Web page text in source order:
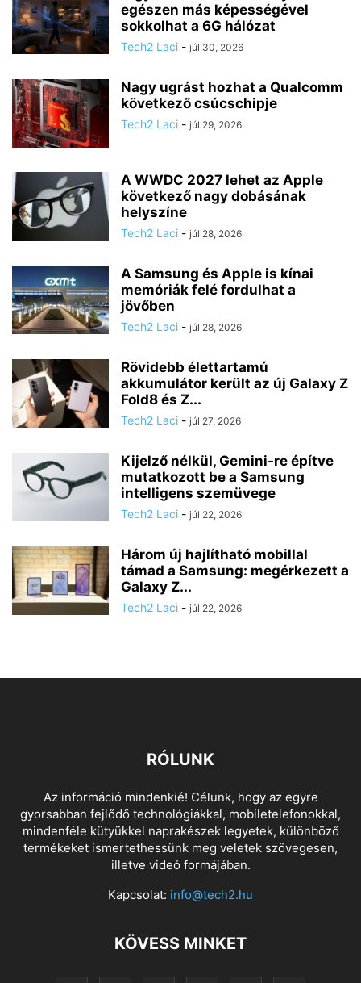
egészen más képességével
sokkolhat a 6G hálózat
Tech2 Laci - júl 30, 2026
Nagy ugrást hozhat a Qualcomm
következő csúcschipje
Tech2 Laci - júl 29, 2026
A WWDC 2027 lehet az Apple
következő nagy dobásának
helyszíne
Tech2 Laci - júl 28, 2026
A Samsung és Apple is kínai
memóriák felé fordulhat a
jövőben
Tech2 Laci - júl 28, 2026
Rövidebb élettartamú
akkumulátor került az új Galaxy Z
Fold8 és Z...
Tech2 Laci - júl 27, 2026
Kijelző nélkül, Gemini-re építve
mutatkozott be a Samsung
intelligens szemüvege
Tech2 Laci - júl 22, 2026
Három új hajlítható mobillal
támad a Samsung: megérkezett a
Galaxy Z...
Tech2 Laci - júl 22, 2026
RÓLUNK
Az információ mindenkié! Célunk, hogy az egyre
gyorsabban fejlődő technológiákkal, mobiletelefonokkal,
mindenféle kütyükkel naprakészek legyetek, különböző
termékeket ismertethessünk meg veletek szövegesen,
illetve videó formájában.
Kapcsolat: info@tech2.hu
KÖVESS MINKET